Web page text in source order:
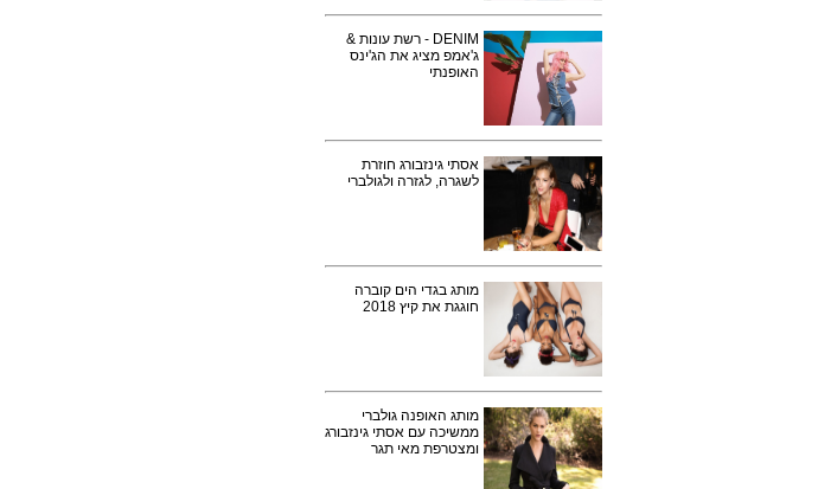
DENIM - רשת עונות &
ג'אמפ מציג את הג'ינס
האופנתי
אסתי גינזבורג חוזרת
לשגרה, לגזרה ולגולברי
מותג בגדי הים קוברה
חוגגת את קיץ 2018
מותג האופנה גולברי
ממשיכה עם אסתי גינזבורג
ומצטרפת מאי תגר